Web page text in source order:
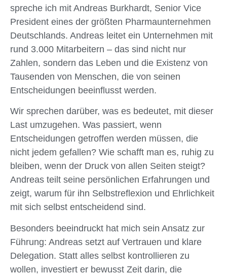
spreche ich mit Andreas Burkhardt, Senior Vice
President eines der größten Pharmaunternehmen
Deutschlands. Andreas leitet ein Unternehmen mit
rund 3.000 Mitarbeitern – das sind nicht nur
Zahlen, sondern das Leben und die Existenz von
Tausenden von Menschen, die von seinen
Entscheidungen beeinflusst werden.
Wir sprechen darüber, was es bedeutet, mit dieser
Last umzugehen. Was passiert, wenn
Entscheidungen getroffen werden müssen, die
nicht jedem gefallen? Wie schafft man es, ruhig zu
bleiben, wenn der Druck von allen Seiten steigt?
Andreas teilt seine persönlichen Erfahrungen und
zeigt, warum für ihn Selbstreflexion und Ehrlichkeit
mit sich selbst entscheidend sind.
Besonders beeindruckt hat mich sein Ansatz zur
Führung: Andreas setzt auf Vertrauen und klare
Delegation. Statt alles selbst kontrollieren zu
wollen, investiert er bewusst Zeit darin, die